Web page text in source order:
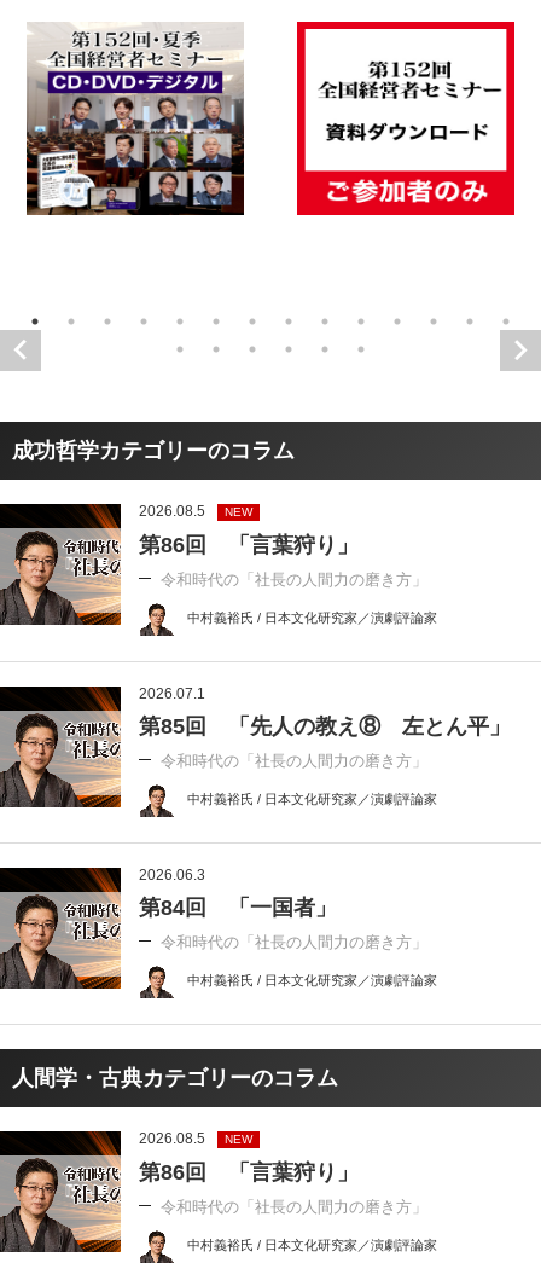
成功哲学カテゴリーのコラム
2026.08.5 NEW
第86回 「言葉狩り」
令和時代の「社長の人間力の磨き方」
中村義裕氏 / 日本文化研究家／演劇評論家
2026.07.1
第85回 「先人の教え⑧ 左とん平」
令和時代の「社長の人間力の磨き方」
中村義裕氏 / 日本文化研究家／演劇評論家
2026.06.3
第84回 「一国者」
令和時代の「社長の人間力の磨き方」
中村義裕氏 / 日本文化研究家／演劇評論家
人間学・古典カテゴリーのコラム
2026.08.5 NEW
第86回 「言葉狩り」
令和時代の「社長の人間力の磨き方」
中村義裕氏 / 日本文化研究家／演劇評論家